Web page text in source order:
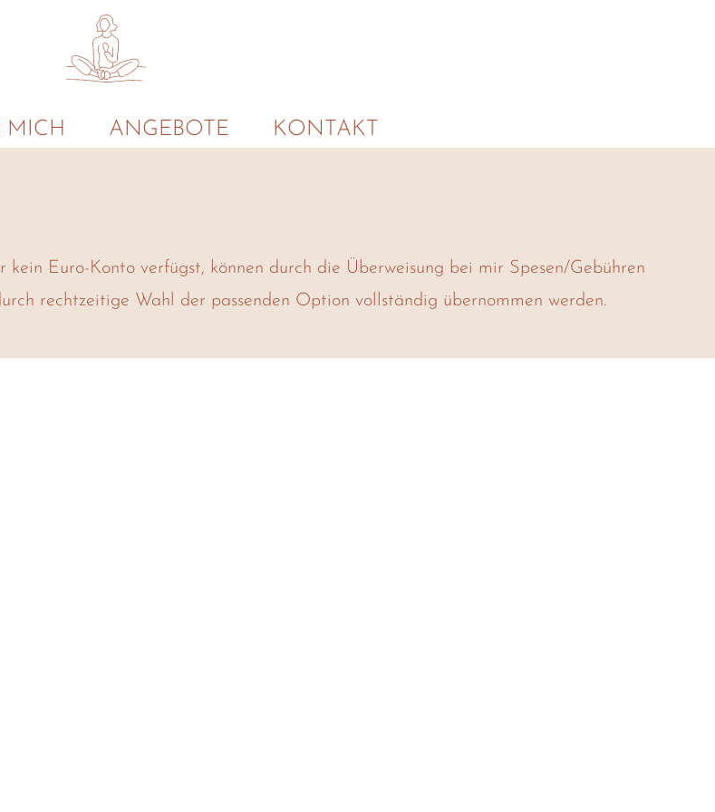
MICH ANGEBOTE KONTAKT
Euro-Konto verfügst, können durch die Überweisung bei mir Spesen/Gebühren
rechtzeitige Wahl der passenden Option vollständig übernommen werden.